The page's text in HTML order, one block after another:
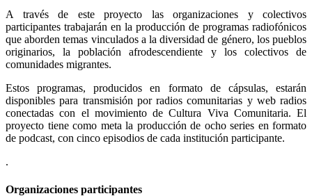
A través de este proyecto las organizaciones y colectivos
participantes trabajarán en la producción de programas radiofónicos
que aborden temas vinculados a la diversidad de género, los pueblos
originarios, la población afrodescendiente y los colectivos de
comunidades migrantes.
Estos programas, producidos en formato de cápsulas, estarán
disponibles para transmisión por radios comunitarias y web radios
conectadas con el movimiento de Cultura Viva Comunitaria. El
proyecto tiene como meta la producción de ocho series en formato
de podcast, con cinco episodios de cada institución participante.
.
Organizaciones participantes